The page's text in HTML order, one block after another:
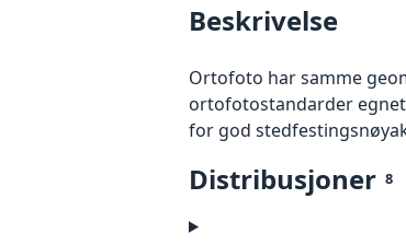
Beskrivelse
Ortofoto har samme
ortofotostandarder
for god
Distribusjoner 8